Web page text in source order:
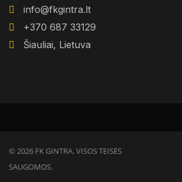
info@fkgintra.lt
+370 687 33129
Šiauliai, Lietuva